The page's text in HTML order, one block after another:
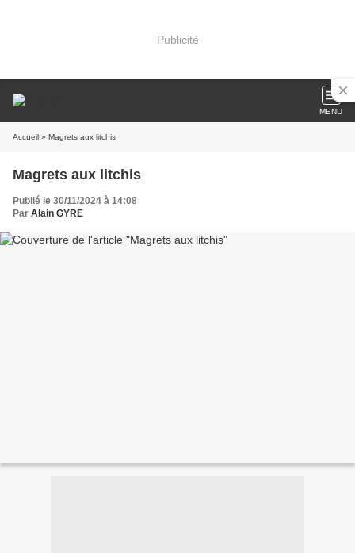
Publicité
MENU
Accueil » Magrets aux litchis
Magrets aux litchis
Publié le 30/11/2024 à 14:08
Par Alain GYRE